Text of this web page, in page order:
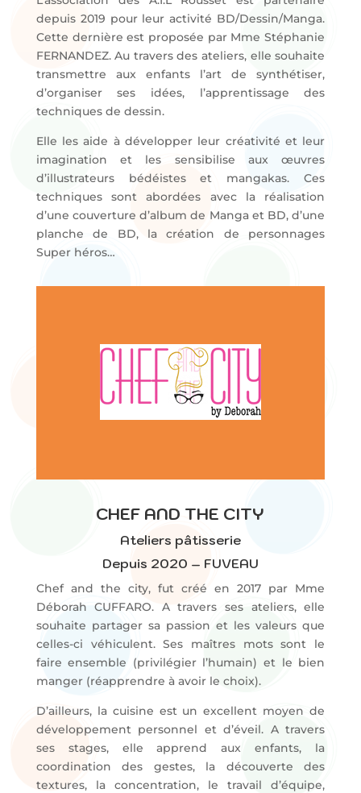
depuis 2019 pour leur activité BD/Dessin/Manga.
Cette dernière est proposée par Mme Stéphanie
FERNANDEZ. Au travers des ateliers, elle souhaite
transmettre aux enfants l’art de synthétiser,
d’organiser ses idées, l’apprentissage des
techniques de dessin.
Elle les aide à développer leur créativité et leur
imagination et les sensibilise aux œuvres
d’illustrateurs bédéistes et mangakas. Ces
techniques sont abordées avec la réalisation
d’une couverture d’album de Manga et BD, d’une
planche de BD, la création de personnages
Super héros…
CHEF AND THE CITY
Ateliers pâtisserie
Depuis 2020 – FUVEAU
Chef and the city, fut créé en 2017 par Mme
Déborah CUFFARO. A travers ses ateliers, elle
souhaite partager sa passion et les valeurs que
celles-ci véhiculent. Ses maîtres mots sont le
faire ensemble (privilégier l’humain) et le bien
manger (réapprendre à avoir le choix).
D’ailleurs, la cuisine est un excellent moyen de
développement personnel et d’éveil. A travers
ses stages, elle apprend aux enfants, la
coordination des gestes, la découverte des
textures, la concentration, le travail d’équipe,